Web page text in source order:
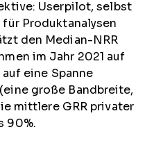
Userpilot, selbst
Produktanalysen
den Median-NRR
im Jahr 2021 auf
auf eine Spanne
große Bandbreite,
mittlere GRR privater
90%.